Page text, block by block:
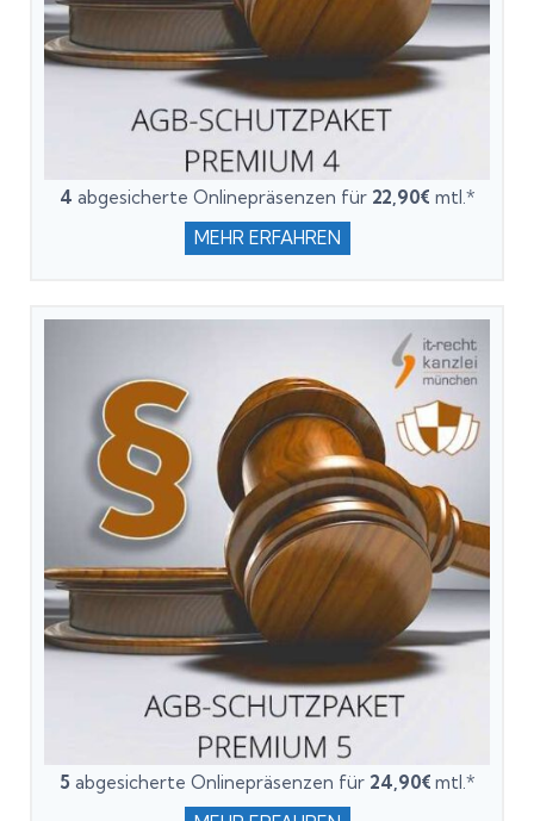
4 abgesicherte Onlinepräsenzen für 22,90€ mtl.*
MEHR ERFAHREN
5 abgesicherte Onlinepräsenzen für 24,90€ mtl.*